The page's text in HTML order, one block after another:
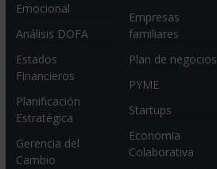
Emocional
Análisis DOFA
Estados
Financieros
Planificación
Estratégica
Gerencia del
Cambio
Empresas
familiares
Plan de negocios
PYME
Startups
Economia
Colaborativa